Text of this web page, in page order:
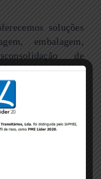
soluções
embalagem,
de
este tipo de
portos
uma vez que
a encurtar
os custos,
completo e